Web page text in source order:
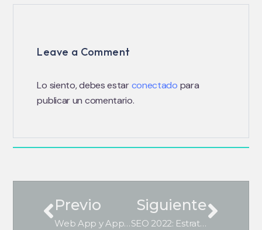
Leave a Comment
Lo siento, debes estarconectado para
publicar un comentario.
Previo
Web App y App Nativa ¿Cuál es la mejor opción?
Siguiente
SEO 2022: Estrategias, herramientas, tipos de contenido y más